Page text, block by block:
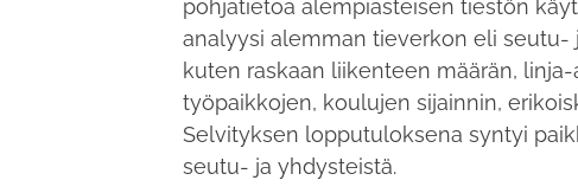
pohjatietoa alempiasteisen tiestön
analyysi alemman tieverkon eli
kuten raskaan liikenteen määrän,
työpaikkojen, koulujen sijainnin,
Selvityksen lopputuloksena syntyi
seutu- ja yhdysteistä.